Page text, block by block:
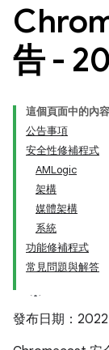
告 -
這個頁面中的內容
公告事項
安全性修補程式
AMLogic
架構
媒體架構
系統
功能修補程式
常見問題與解答
發布日期：2022